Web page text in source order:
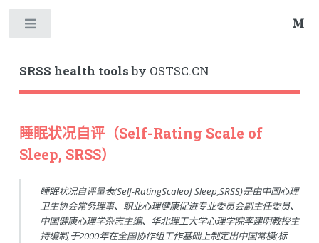
SRSS health toolsby OSTSC.CN
睡眠状况自评（Self-Rating Scale of
Sleep, SRSS）
睡眠状况自评量表(Self-RatingScaleof Sleep,SRSS)是由中国心理
卫生协会常务理事、职业心理健康促进专业委员会副主任委员、
中国健康心理学杂志主编、华北理工大学心理学院李建明教授主
持编制,于2000年在全国协作组工作基础上制定出中国常模(标